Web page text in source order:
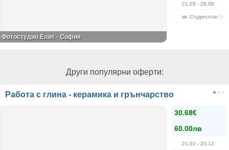
21.05 - 28.08
кв. Студентски
Фотостудио Елит - София
Други популярни оферти:
Работа с глина - керамика и грънчарство
30.68€
60.00лв
21.02 - 23.12